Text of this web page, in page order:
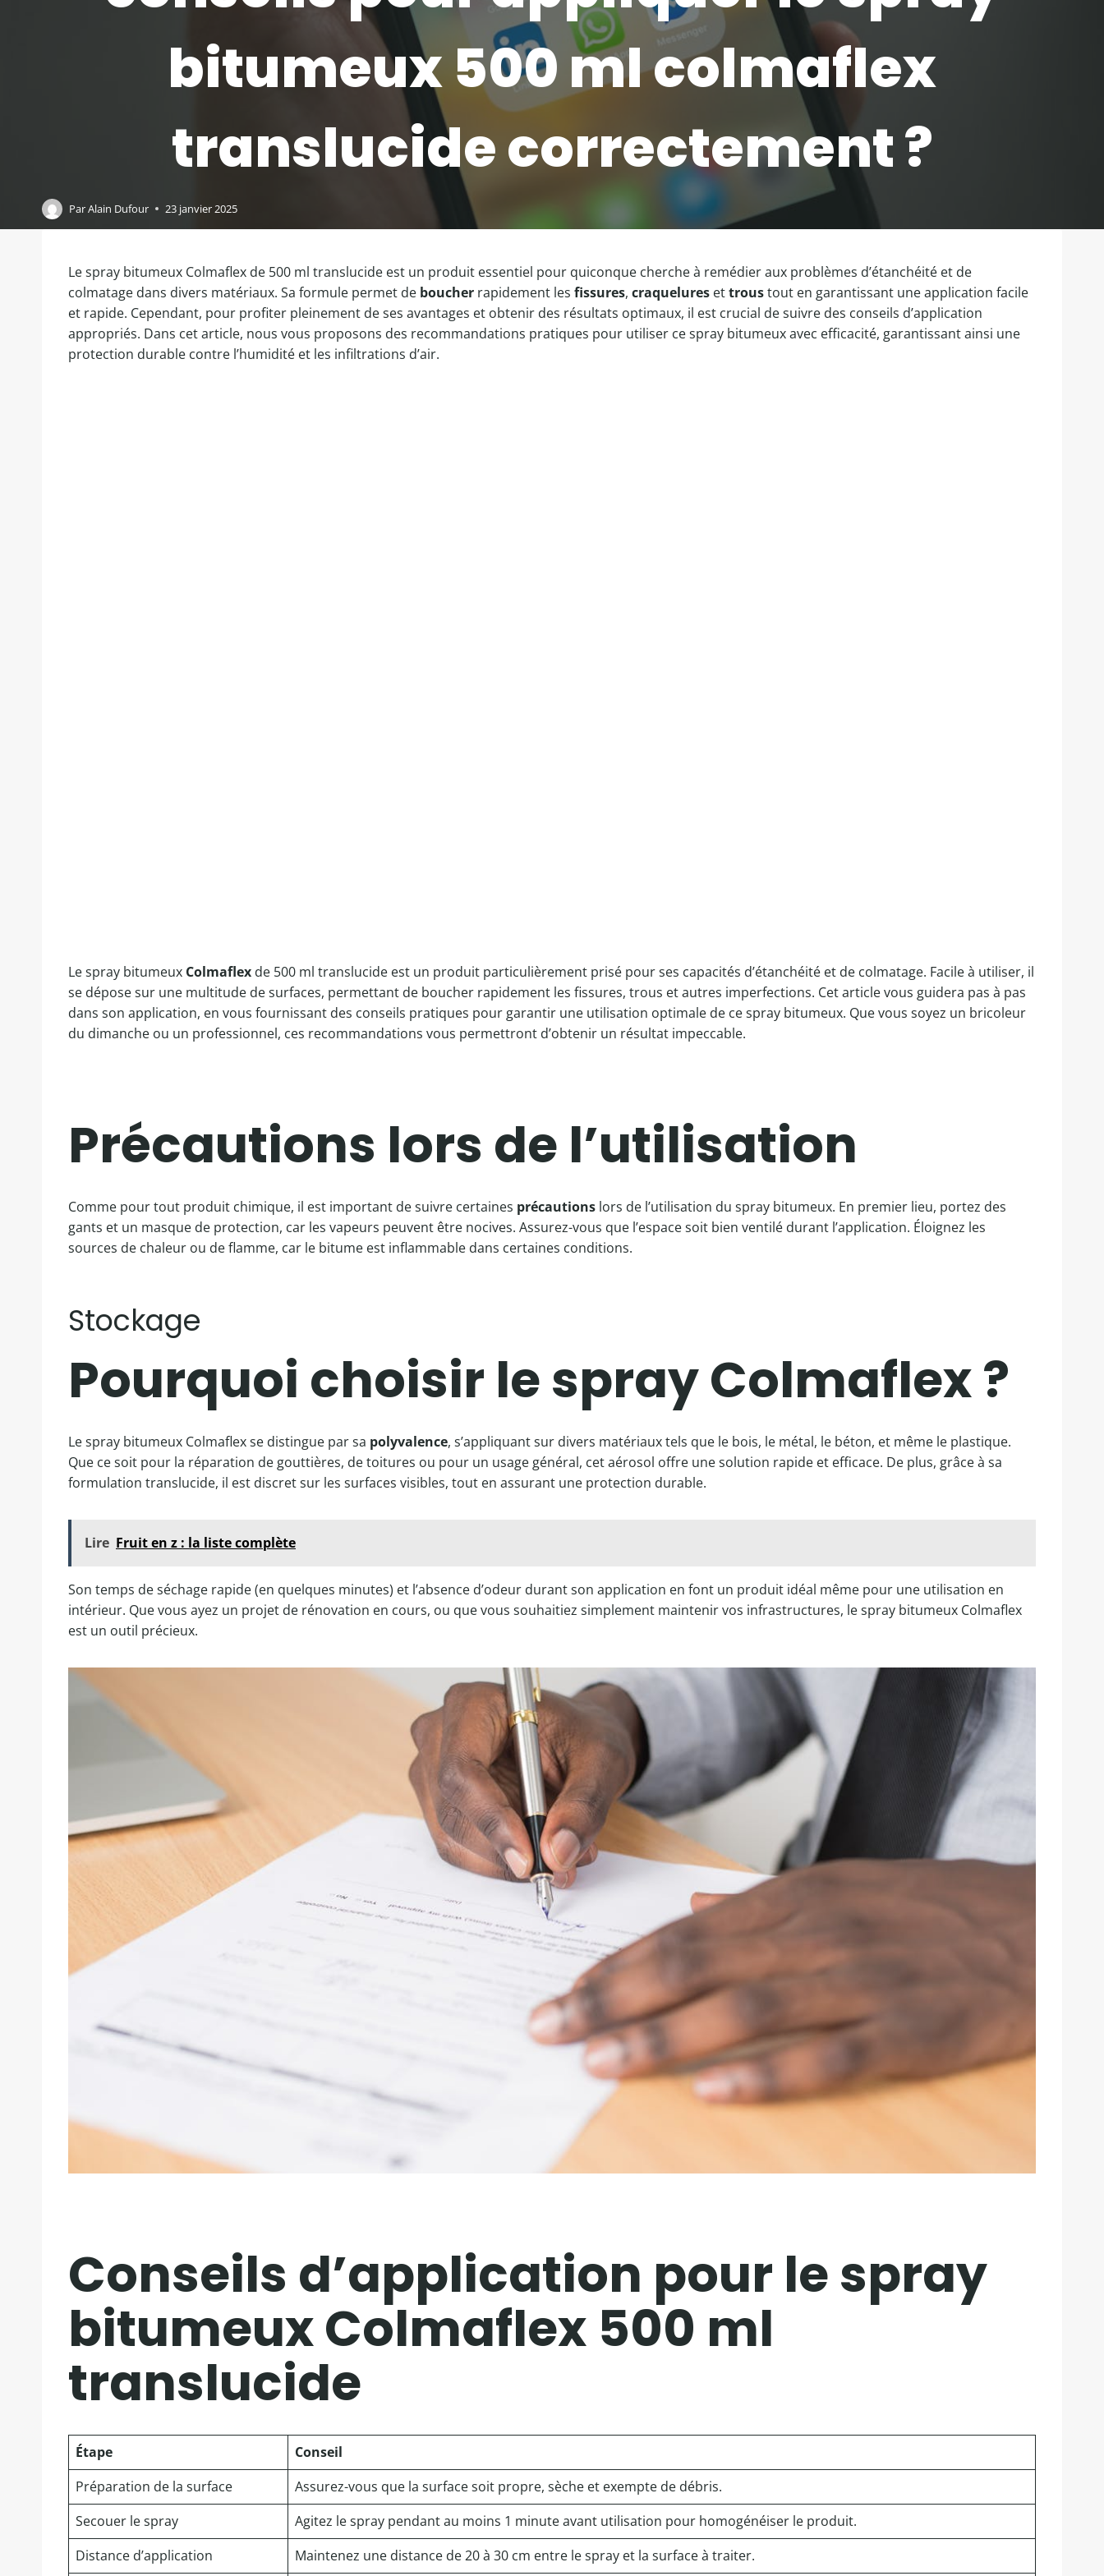
bitumeux 500 ml colmaflex
translucide correctement ?
ParAlain Dufour 23 janvier 2025
Le spray bitumeux Colmaflex de 500 ml translucide est un produit essentiel pour quiconque cherche à remédier aux problèmes d’étanchéité et de
colmatage dans divers matériaux. Sa formule permet de boucher rapidement les fissures, craquelures ettroustout en garantissant une application facile
et rapide. Cependant, pour profiter pleinement de ses avantages et obtenir des résultats optimaux, il est crucial de suivre des conseils d’application
appropriés. Dans cet article, nous vous proposons des recommandations pratiques pour utiliser ce spray bitumeux avec efficacité, garantissant ainsi une
protection durable contre l’humidité et les infiltrations d’air.
Le spray bitumeux Colmaflex de 500 ml translucide est un produit particulièrement prisé pour ses capacités d’étanchéité et de colmatage. Facile à utiliser, il
se dépose sur une multitude de surfaces, permettant de boucher rapidement les fissures, trous et autres imperfections. Cet article vous guidera pas à pas
dans son application, en vous fournissant des conseils pratiques pour garantir une utilisation optimale de ce spray bitumeux. Que vous soyez un bricoleur
du dimanche ou un professionnel, ces recommandations vous permettront d’obtenir un résultat impeccable.
Précautions lors de l’utilisation
Comme pour tout produit chimique, il est important de suivre certaines précautions lors de l’utilisation du spray bitumeux. En premier lieu, portez des
gants et un masque de protection, car les vapeurs peuvent être nocives. Assurez-vous que l’espace soit bien ventilé durant l’application. Éloignez les
sources de chaleur ou de flamme, car le bitume est inflammable dans certaines conditions.
Stockage
Pourquoi choisir le spray Colmaflex ?
Le spray bitumeux Colmaflex se distingue par sa polyvalence, s’appliquant sur divers matériaux tels que le bois, le métal, le béton, et même le plastique.
Que ce soit pour la réparation de gouttières, de toitures ou pour un usage général, cet aérosol offre une solution rapide et efficace. De plus, grâce à sa
formulation translucide, il est discret sur les surfaces visibles, tout en assurant une protection durable.
Lire Fruit en z : la liste complète
Son temps de séchage rapide (en quelques minutes) et l’absence d’odeur durant son application en font un produit idéal même pour une utilisation en
intérieur. Que vous ayez un projet de rénovation en cours, ou que vous souhaitiez simplement maintenir vos infrastructures, le spray bitumeux Colmaflex
est un outil précieux.
Conseils d’application pour le spray
bitumeux Colmaflex 500 ml
translucide
Étape
Conseil
Préparation de la surface
Assurez-vous que la surface soit propre, sèche et exempte de débris.
Secouer le spray
Agitez le spray pendant au moins 1 minute avant utilisation pour homogénéiser le produit.
Distance d’application
Maintenez une distance de 20 à 30 cm entre le spray et la surface à traiter.